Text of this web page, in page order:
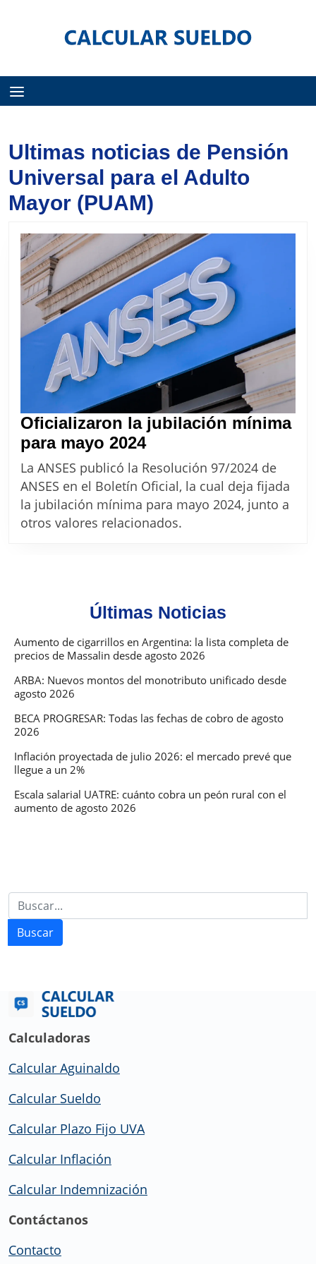
Ultimas noticias de Pensión
Universal para el Adulto
Mayor (PUAM)
Oficializaron la jubilación mínima
para mayo 2024Oficializaron
la
jubilación
mínima
para
La ANSES publicó la Resolución 97/2024 de
ANSES en el Boletín Oficial, la cual deja fijada
la jubilación mínima para mayo 2024, junto a
otros valores relacionados.
Últimas Noticias
Aumento de cigarrillos en Argentina: la lista completa de
precios de Massalin desde agosto 2026
ARBA: Nuevos montos del monotributo unificado desde
agosto 2026
BECA PROGRESAR: Todas las fechas de cobro de agosto
2026
Inflación proyectada de julio 2026: el mercado prevé que
llegue a un 2%
Escala salarial UATRE: cuánto cobra un peón rural con el
aumento de agosto 2026
Buscar
Calculadoras
Calcular Aguinaldo
Calcular Sueldo
Calcular Plazo Fijo UVA
Calcular Inflación
Calcular Indemnización
Contáctanos
Contacto